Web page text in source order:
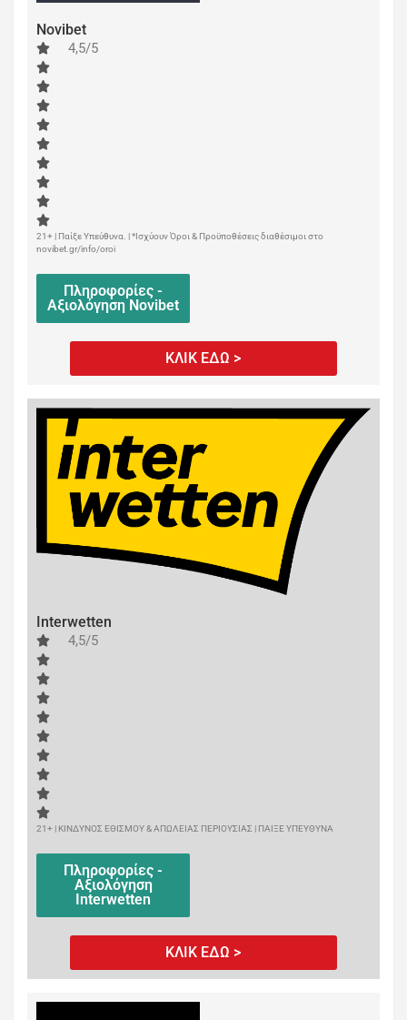
Novibet
4,5/5
21+ | Παίξε Υπεύθυνα. | *Ισχύουν Όροι & Προϋποθέσεις διαθέσιμοι στο
novibet.gr/info/oroi
Πληροφορίες -
Αξιολόγηση Novibet
ΚΛΙΚ ΕΔΩ >
Interwetten
4,5/5
21+ | ΚΙΝΔΥΝΟΣ ΕΘΙΣΜΟΥ & ΑΠΩΛΕΙΑΣ ΠΕΡΙΟΥΣΙΑΣ | ΠΑΙΞΕ ΥΠΕΥΘΥΝΑ
Πληροφορίες -
Αξιολόγηση
Interwetten
ΚΛΙΚ ΕΔΩ >